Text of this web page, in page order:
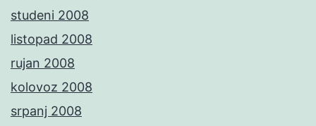
studeni 2008
listopad 2008
rujan 2008
kolovoz 2008
srpanj 2008